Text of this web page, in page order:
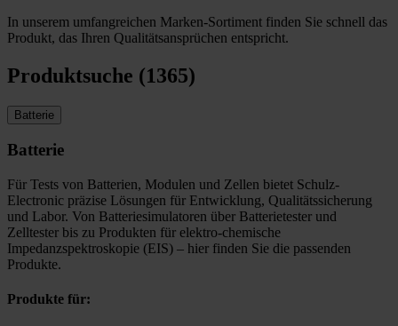
In unserem umfangreichen Marken-Sortiment finden Sie schnell das
Produkt, das Ihren Qualitätsansprüchen entspricht.
Produktsuche (1365)
Batterie
Batterie
Für Tests von Batterien, Modulen und Zellen bietet Schulz-
Electronic präzise Lösungen für Entwicklung, Qualitätssicherung
und Labor. Von Batteriesimulatoren über Batterietester und
Zelltester bis zu Produkten für elektro-chemische
Impedanzspektroskopie (EIS) – hier finden Sie die passenden
Produkte.
Produkte für: